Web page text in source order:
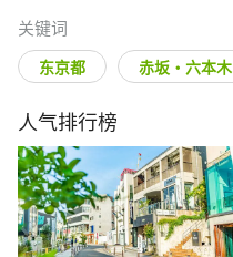
关键词
东京都 赤坂・六本木
人气排行榜